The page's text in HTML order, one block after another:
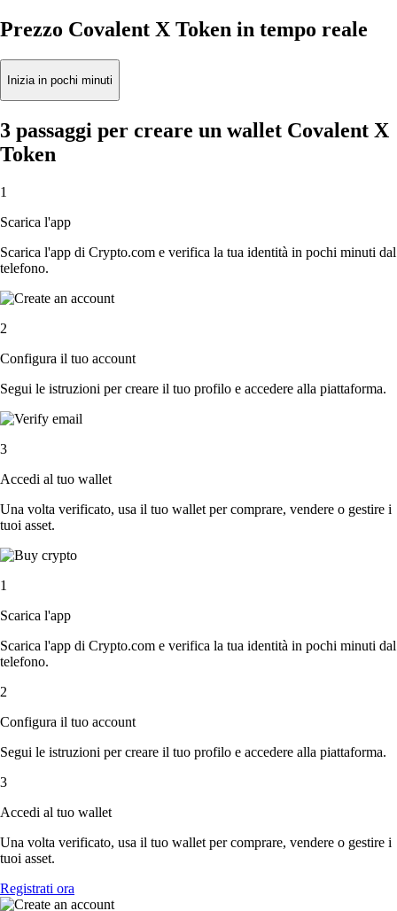
Prezzo Covalent X Token in tempo reale
Inizia in pochi minuti
3 passaggi per creare un wallet Covalent X
Token
1
Scarica l'app
Scarica l'app di Crypto.com e verifica la tua identità in pochi minuti dal
telefono.
2
Configura il tuo account
Segui le istruzioni per creare il tuo profilo e accedere alla piattaforma.
3
Accedi al tuo wallet
Una volta verificato, usa il tuo wallet per comprare, vendere o gestire i
tuoi asset.
1
Scarica l'app
Scarica l'app di Crypto.com e verifica la tua identità in pochi minuti dal
telefono.
2
Configura il tuo account
Segui le istruzioni per creare il tuo profilo e accedere alla piattaforma.
3
Accedi al tuo wallet
Una volta verificato, usa il tuo wallet per comprare, vendere o gestire i
tuoi asset.
Registrati ora